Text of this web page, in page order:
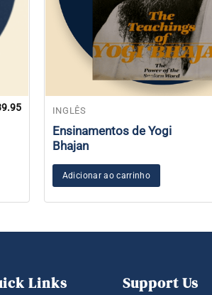
INGLÊS
Ensinamentos de Yogi
Bhajan
Adicionar ao carrinho
Links Support Us